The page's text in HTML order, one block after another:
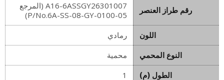
رقم طراز العنصر
A16-6ASSGY26301007 (المرجع
P/No.6A-SS-08-GY-0100-05)
اللون
رمادي
النوع المحمي
محمية
الطول (م)
1